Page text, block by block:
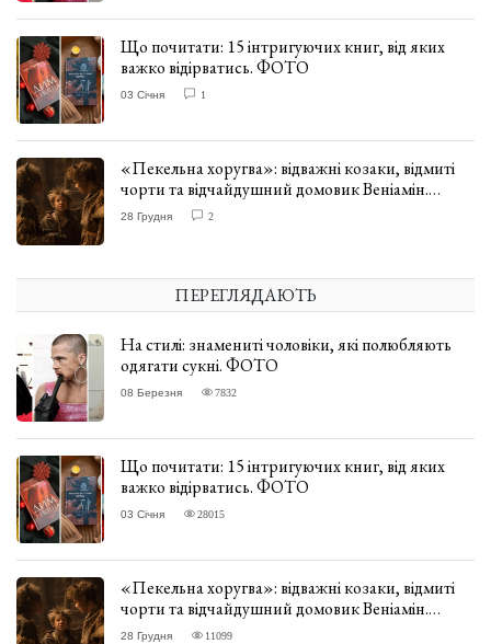
Що почитати: 15 інтригуючих книг, від яких
важко відірватись. ФОТО
03 Січня 1
«Пекельна хоругва»: відважні козаки, відмиті
чорти та відчайдушний домовик Веніамін.
ВІДГУК
28 Грудня 2
ПЕРЕГЛЯДАЮТЬ
На стилі: знамениті чоловіки, які полюбляють
одягати сукні. ФОТО
08 Березня 7832
Що почитати: 15 інтригуючих книг, від яких
важко відірватись. ФОТО
03 Січня 28015
«Пекельна хоругва»: відважні козаки, відмиті
чорти та відчайдушний домовик Веніамін.
ВІДГУК
28 Грудня 11099